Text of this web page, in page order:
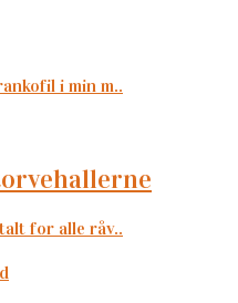
i min m..
for alle råv..